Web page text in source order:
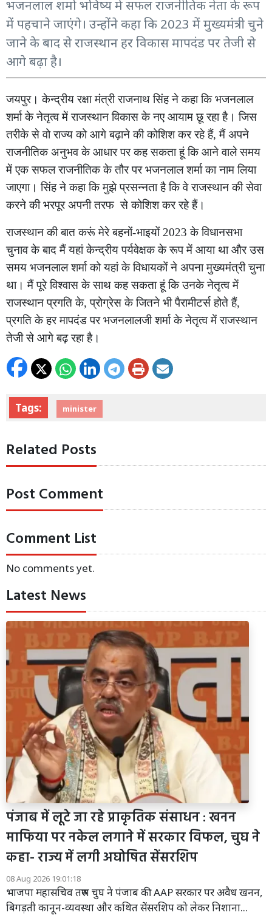
भजनलाल शर्मा भविष्य में सफल राजनीतिक नेता के रूप
में पहचाने जाएंगे। उन्होंने कहा कि 2023 में मुख्यमंत्री चुने
जाने के बाद से राजस्थान हर विकास मापदंड पर तेजी से
आगे बढ़ा है।
जयपुर। केन्द्रीय रक्षा मंत्री राजनाथ सिंह ने कहा कि भजनलाल
शर्मा के नेतृत्व में राजस्थान विकास के नए आयाम छू रहा है। जिस
तरीके से वो राज्य को आगे बढ़ाने की कोशिश कर रहे हैं, मैं अपने
राजनीतिक अनुभव के आधार पर कह सकता हूं कि आने वाले समय
में एक सफल राजनीतिक के तौर पर भजनलाल शर्मा का नाम लिया
जाएगा। सिंह ने कहा कि मुझे प्रसन्नता है कि वे राजस्थान की सेवा
करने की भरपूर अपनी तरफ से कोशिश कर रहे हैं।
राजस्थान की बात करूं मेरे बहनों-भाइयों 2023 के विधानसभा
चुनाव के बाद मैं यहां केन्द्रीय पर्यवेक्षक के रूप में आया था और उस
समय भजनलाल शर्मा को यहां के विधायकों ने अपना मुख्यमंत्री चुना
था। मैं पूरे विश्वास के साथ कह सकता हूं कि उनके नेतृत्व में
राजस्थान प्रगति के, प्रोग्रेस के जितने भी पैरामीटर्स होते हैं,
प्रगति के हर मापदंड पर भजनलालजी शर्मा के नेतृत्व में राजस्थान
तेजी से आगे बढ़ रहा है।
Tags: minister
Related Posts
Post Comment
Comment List
No comments yet.
Latest News
पंजाब में लूटे जा रहे प्राकृतिक संसाधन : खनन
माफिया पर नकेल लगाने में सरकार विफल, चुघ ने
कहा- राज्य में लगी अघोषित सेंसरशिप
08 Aug 2026 19:01:18
भाजपा महासचिव तरुण चुघ ने पंजाब की AAP सरकार पर अवैध खनन,
बिगड़ती कानून-व्यवस्था और कथित सेंसरशिप को लेकर निशाना...